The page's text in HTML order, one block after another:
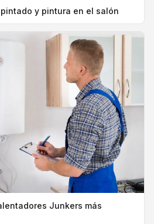
y pintura en el salón
Junkers más